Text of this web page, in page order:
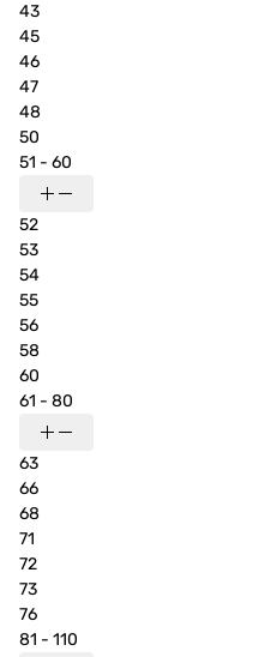
43
45
46
47
48
50
51 - 60
52
53
54
55
56
58
60
61 - 80
63
66
68
71
72
73
76
81 - 110